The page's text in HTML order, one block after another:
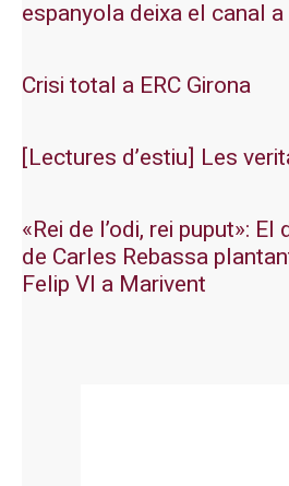
espanyola deixa el canal
Crisi total a ERC Girona
[Lectures d’estiu] Les
«Rei de l’odi, rei puput»:
de Carles Rebassa
Felip VI a Marivent